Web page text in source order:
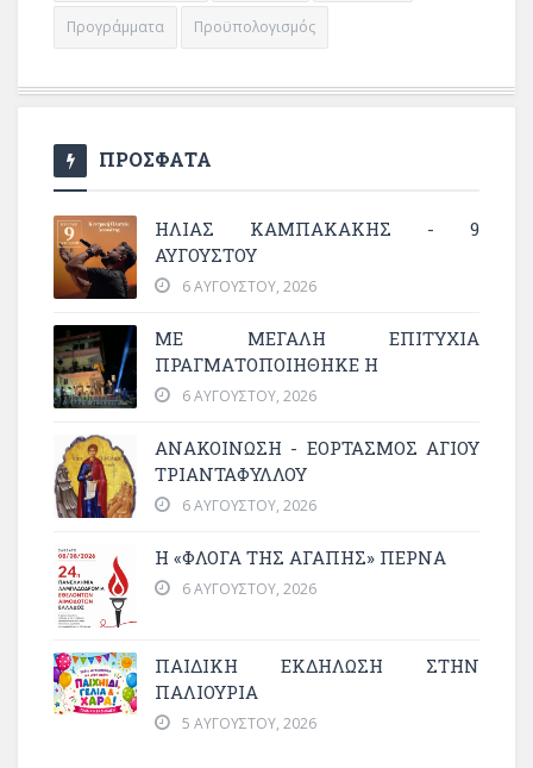
Προγράμματα Προϋπολογισμός
ΠΡΟΣΦΑΤΑ
ΗΛΙΑΣ ΚΑΜΠΑΚΑΚΗΣ - 9
ΑΥΓΟΥΣΤΟΥ
6 ΑΥΓΟΎΣΤΟΥ, 2026
ΜΕ ΜΕΓΆΛΗ ΕΠΙΤΥΧΊΑ
ΠΡΑΓΜΑΤΟΠΟΙΉΘΗΚΕ Η
6 ΑΥΓΟΎΣΤΟΥ, 2026
ΑΝΑΚΟΙΝΩΣΗ - ΕΟΡΤΑΣΜΟΣ ΑΓΙΟΥ
ΤΡΙΑΝΤΑΦΥΛΛΟΥ
6 ΑΥΓΟΎΣΤΟΥ, 2026
Η «ΦΛΌΓΑ ΤΗΣ ΑΓΆΠΗΣ» ΠΕΡΝΆ
6 ΑΥΓΟΎΣΤΟΥ, 2026
ΠΑΙΔΙΚΗ ΕΚΔΗΛΩΣΗ ΣΤΗΝ
ΠΑΛΙΟΥΡΙΑ
5 ΑΥΓΟΎΣΤΟΥ, 2026